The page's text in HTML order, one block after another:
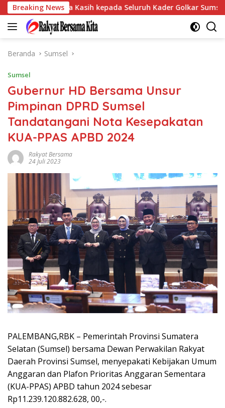
Langsung
ke
konten
Breaking News
Kasih kepada Seluruh Kader Golkar Sumsel
Beranda Sumsel
Sumsel
Gubernur HD Bersama Unsur
Pimpinan DPRD Sumsel
Tandatangani Nota Kesepakatan
KUA-PPAS APBD 2024
Rakyat Bersama
24 Juli 2023
PALEMBANG,RBK – Pemerintah Provinsi Sumatera
Selatan (Sumsel) bersama Dewan Perwakilan Rakyat
Daerah Provinsi Sumsel, menyepakati Kebijakan Umum
Anggaran dan Plafon Prioritas Anggaran Sementara
(KUA-PPAS) APBD tahun 2024 sebesar
Rp11.239.120.882.628, 00,-.